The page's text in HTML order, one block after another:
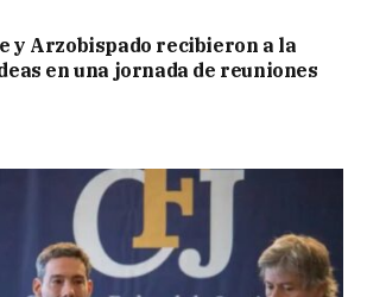
y Arzobispado recibieron a la
en una jornada de reuniones